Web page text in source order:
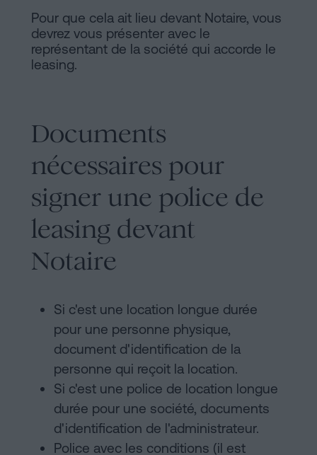
Pour que cela ait lieu devant Notaire, vous
devrez vous présenter avec le
représentant de la société qui accorde le
leasing.
Documents
nécessaires pour
signer une police de
leasing devant
Notaire
Si c'est une location longue durée
pour une personne physique,
document d'identification de la
personne qui reçoit la location.
Si c'est une police de location longue
durée pour une société, documents
d'identification de l'administrateur.
Police avec les conditions (il est